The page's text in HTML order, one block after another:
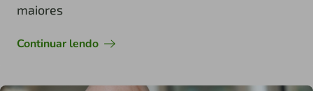
maiores
Continuar lendo